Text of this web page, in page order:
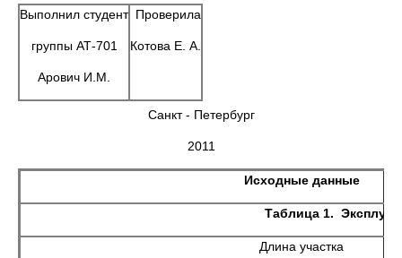
Выполнил студент
группы АТ-701
Арович И.М.
Проверила
Котова Е. А.
Санкт - Петербург
2011
Исходные данные
Таблица 1.
Длина участка